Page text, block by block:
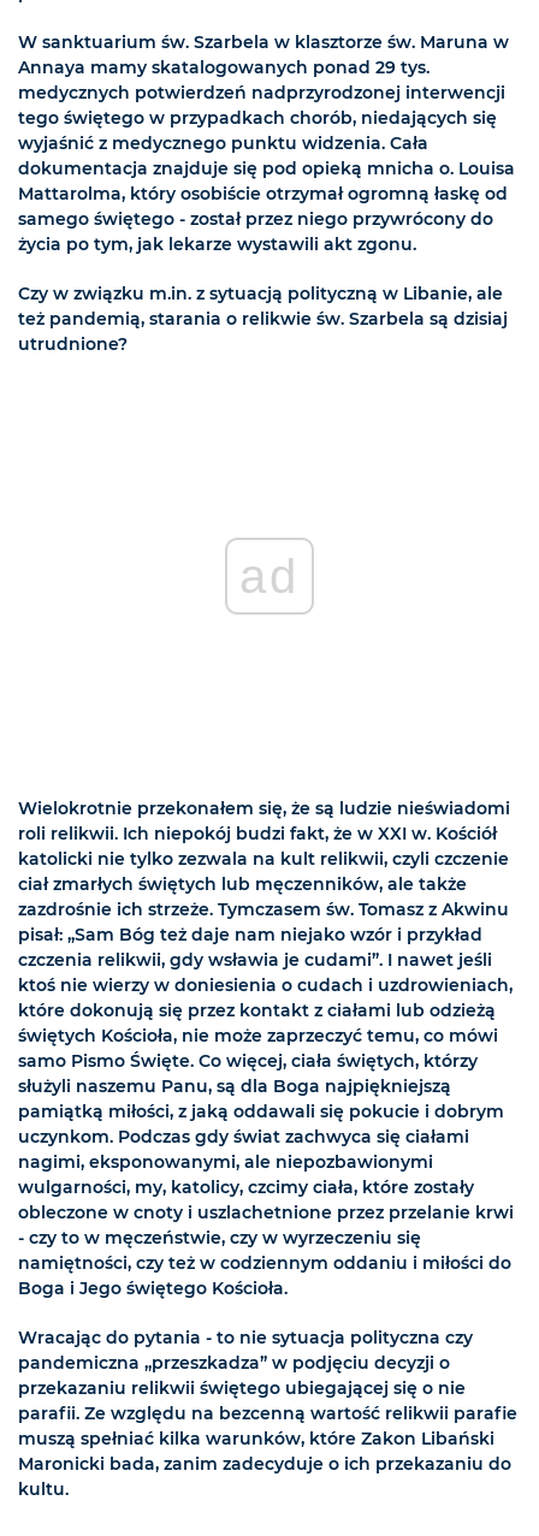
W sanktuarium św. Szarbela w klasztorze św. Maruna w
Annaya mamy skatalogowanych ponad 29 tys.
medycznych potwierdzeń nadprzyrodzonej interwencji
tego świętego w przypadkach chorób, niedających się
wyjaśnić z medycznego punktu widzenia. Cała
dokumentacja znajduje się pod opieką mnicha o. Louisa
Mattarolma, który osobiście otrzymał ogromną łaskę od
samego świętego - został przez niego przywrócony do
życia po tym, jak lekarze wystawili akt zgonu.
Czy w związku m.in. z sytuacją polityczną w Libanie, ale
też pandemią, starania o relikwie św. Szarbela są dzisiaj
utrudnione?
ad
Wielokrotnie przekonałem się, że są ludzie nieświadomi
roli relikwii. Ich niepokój budzi fakt, że w XXI w. Kościół
katolicki nie tylko zezwala na kult relikwii, czyli czczenie
ciał zmarłych świętych lub męczenników, ale także
zazdrośnie ich strzeże. Tymczasem św. Tomasz z Akwinu
pisał: „Sam Bóg też daje nam niejako wzór i przykład
czczenia relikwii, gdy wsławia je cudami”. I nawet jeśli
ktoś nie wierzy w doniesienia o cudach i uzdrowieniach,
które dokonują się przez kontakt z ciałami lub odzieżą
świętych Kościoła, nie może zaprzeczyć temu, co mówi
samo Pismo Święte. Co więcej, ciała świętych, którzy
służyli naszemu Panu, są dla Boga najpiękniejszą
pamiątką miłości, z jaką oddawali się pokucie i dobrym
uczynkom. Podczas gdy świat zachwyca się ciałami
nagimi, eksponowanymi, ale niepozbawionymi
wulgarności, my, katolicy, czcimy ciała, które zostały
obleczone w cnoty i uszlachetnione przez przelanie krwi
- czy to w męczeństwie, czy w wyrzeczeniu się
namiętności, czy też w codziennym oddaniu i miłości do
Boga i Jego świętego Kościoła.
Wracając do pytania - to nie sytuacja polityczna czy
pandemiczna „przeszkadza” w podjęciu decyzji o
przekazaniu relikwii świętego ubiegającej się o nie
parafii. Ze względu na bezcenną wartość relikwii parafie
muszą spełniać kilka warunków, które Zakon Libański
Maronicki bada, zanim zadecyduje o ich przekazaniu do
kultu.